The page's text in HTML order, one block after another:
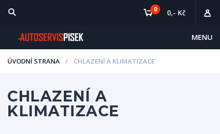
MENU
0 0,- Kč
ÚVODNÍ STRANA CHLAZENÍ A KLIMATIZACE
CHLAZENÍ A
KLIMATIZACE